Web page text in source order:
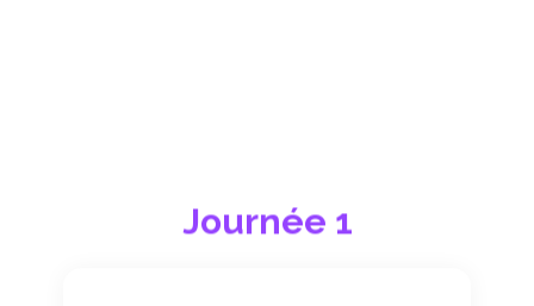
Journée 1